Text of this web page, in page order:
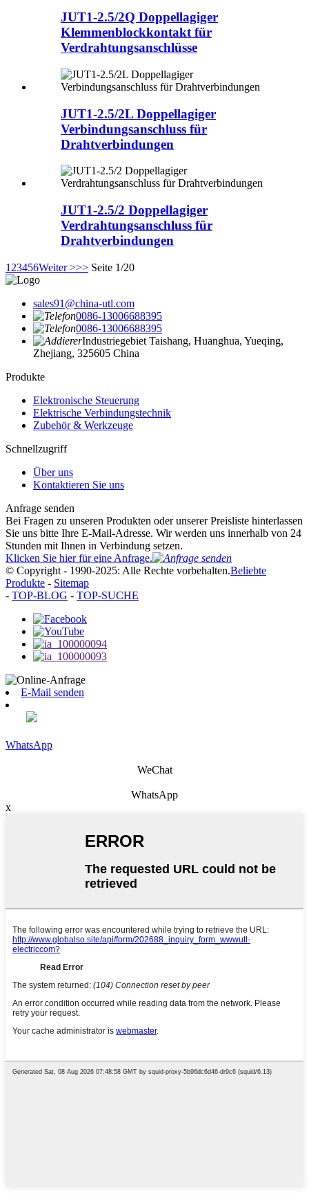
JUT1-2.5/2Q Doppellagiger
Klemmenblockkontakt für
Verdrahtungsanschlüsse
JUT1-2.5/2L Doppellagiger
Verbindungsanschluss für
Drahtverbindungen
JUT1-2.5/2 Doppellagiger
Verdrahtungsanschluss für
Drahtverbindungen
1 23456Weiter >>> Seite 1/20
sales91@china-utl.com
0086-13006688395
0086-13006688395
Industriegebiet Taishang, Huanghua, Yueqing,
Zhejiang, 325605 China
Produkte
Elektronische Steuerung
Elektrische Verbindungstechnik
Zubehör & Werkzeuge
Schnellzugriff
Über uns
Kontaktieren Sie uns
Anfrage senden
Bei Fragen zu unseren Produkten oder unserer Preisliste hinterlassen
Sie uns bitte Ihre E-Mail-Adresse. Wir werden uns innerhalb von 24
Stunden mit Ihnen in Verbindung setzen.
Klicken Sie hier für eine Anfrage.
© Copyright - 1990-2025: Alle Rechte vorbehalten.Beliebte
Produkte - Sitemap
- TOP-BLOG - TOP-SUCHE
E-Mail senden
WhatsApp
WeChat
WhatsApp
x